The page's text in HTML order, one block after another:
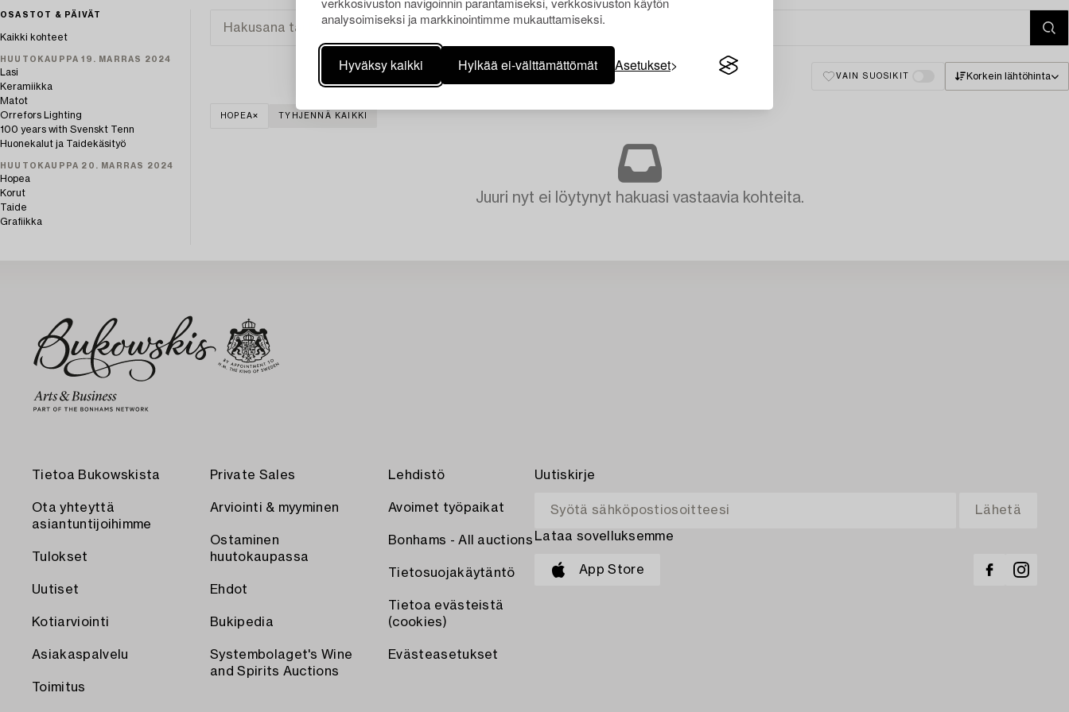
analysoimiseksi ja markkinointimme mukauttamiseksi.
Hyväksy kaikki Hylkää ei-välttämättömät Asetukset
OSASTOT & PÄIVÄT
Kaikki kohteet
HUUTOKAUPPA 19. MARRAS 2024
Lasi
Keramiikka
Matot
Orrefors Lighting
100 years with Svenskt Tenn
Huonekalut ja Taidekäsityö
HUUTOKAUPPA 20. MARRAS 2024
Hopea
Korut
Taide
Grafiikka
VAIN SUOSIKIT Korkein lähtöhinta
HOPEA TYHJENNÄ KAIKKI
Juuri nyt ei löytynyt hakuasi vastaavia kohteita.
Tietoa Bukowskista
Ota yhteyttä
asiantuntijoihimme
Tulokset
Uutiset
Kotiarviointi
Asiakaspalvelu
Toimitus
Private Sales
Arviointi & myyminen
Ostaminen
huutokaupassa
Ehdot
Bukipedia
Systembolaget's Wine
and Spirits Auctions
Lehdistö
Avoimet työpaikat
Bonhams - All auctions
Tietosuojakäytäntö
Tietoa evästeistä
(cookies)
Evästeasetukset
Uutiskirje
Lataa sovelluksemme
App Store